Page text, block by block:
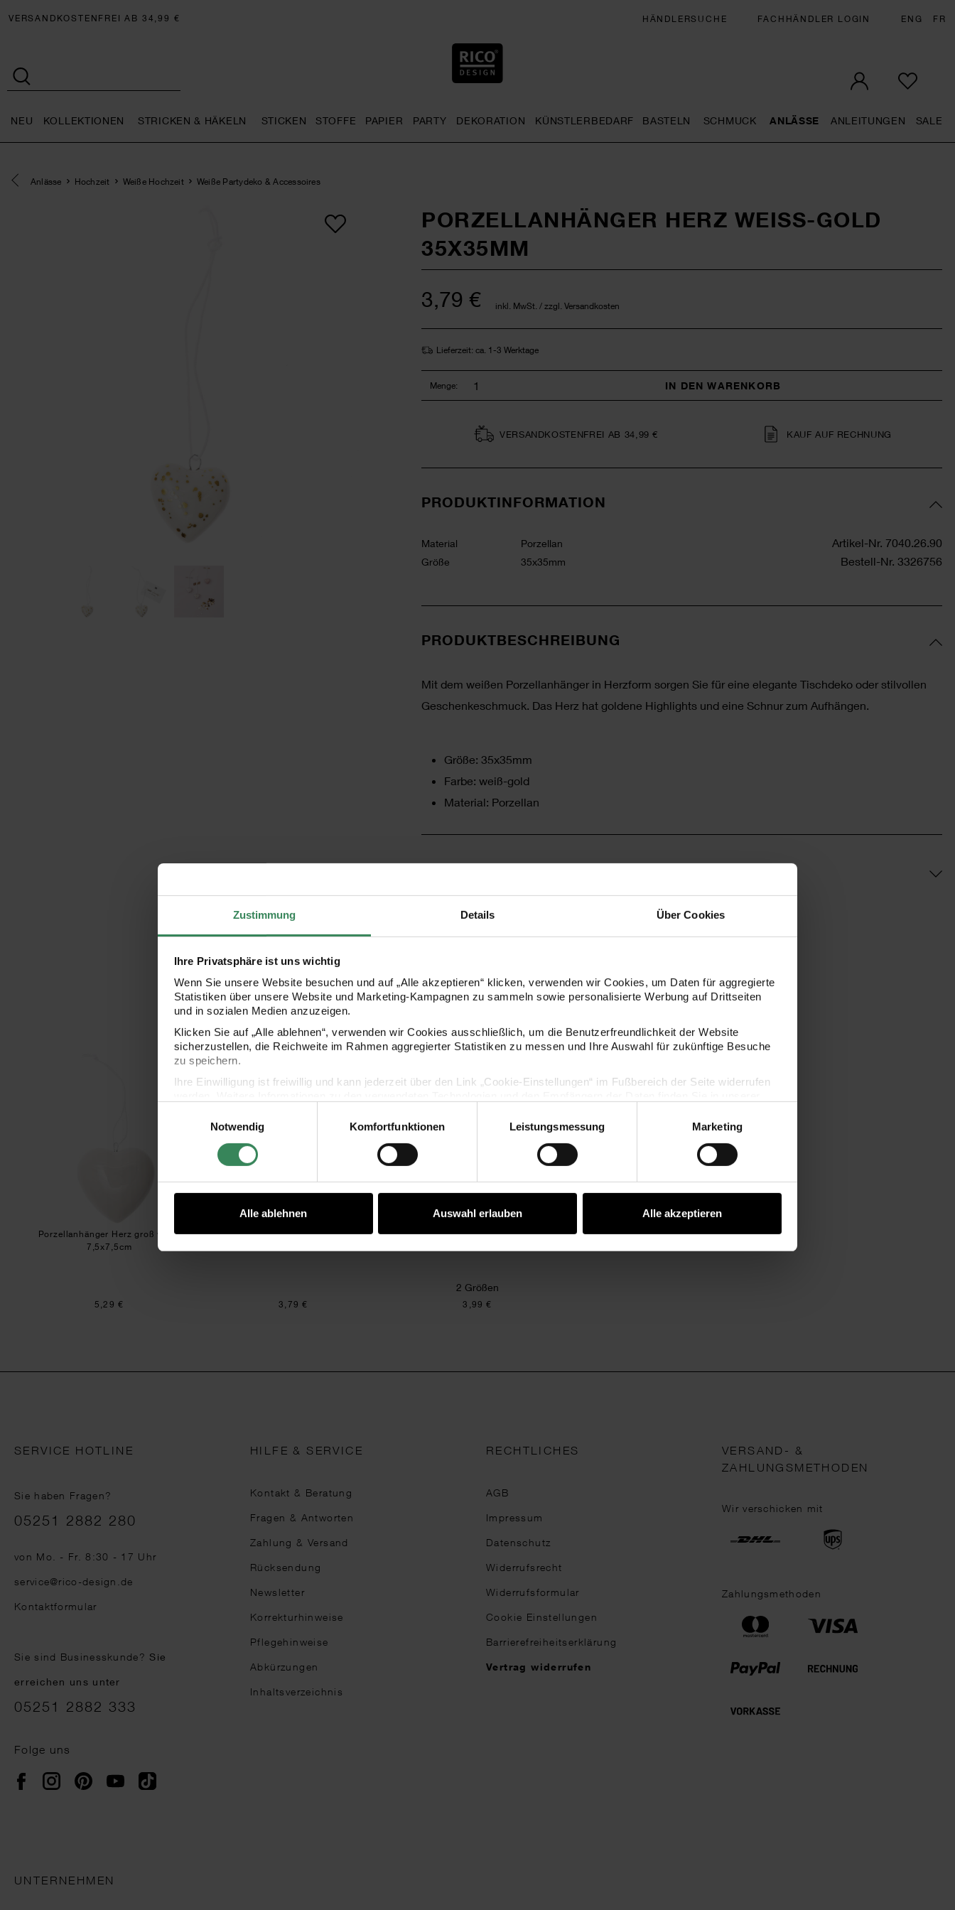
Zustimmung Details Über Cookies
Ihre Privatsphäre ist uns wichtig
Wenn Sie unsere Website besuchen und auf „Alle akzeptieren“ klicken, verwenden wir Cookies, um Daten für aggregierte
Statistiken über unsere Website und Marketing-Kampagnen zu sammeln sowie personalisierte Werbung auf Drittseiten
und in sozialen Medien anzuzeigen.
Klicken Sie auf „Alle ablehnen“, verwenden wir Cookies ausschließlich, um die Benutzerfreundlichkeit der Website
sicherzustellen, die Reichweite im Rahmen aggregierter Statistiken zu messen und Ihre Auswahl für zukünftige Besuche
zu speichern.
Ihre Einwilligung ist freiwillig und kann jederzeit über den Link „Cookie-Einstellungen“ im Fußbereich der Seite widerrufen
Impressum
Datenschutz Vertrag widerrufen
Notwendig
Komfortfunktionen Leistungsmessung Marketing
Alle ablehnen Auswahl erlauben Alle akzeptieren
VERSANDKOSTENFREI AB 34,99 € HÄNDLERSUCHE FACHHÄNDLER LOGIN ENG FR
NEU KOLLEKTIONEN STRICKEN & HÄKELN STICKEN STOFFE PAPIER PARTY DEKORATION KÜNSTLERBEDARF BASTELN SCHMUCK ANLÄSSE ANLEITUNGEN SALE
Eine Kategorie zurück navigieren
Anlässe Hochzeit Weiße Hochzeit Weiße Partydeko & Accessoires
PORZELLANHÄNGER HERZ WEISS-GOLD
35X35MM
3,79 € inkl. MwSt. / zzgl. Versandkosten
Lieferzeit: ca. 1-3 Werktage
Menge: IN DEN WARENKORB
VERSAND­KOSTEN­FREI AB 34,99 € KAUF AUF RECHNUNG
PRODUKTINFORMATION
Material
Porzellan
Größe
35x35mm
Artikel-Nr. 7040.26.90
Bestell-Nr. 3326756
PRODUKTBESCHREIBUNG
Mit dem weißen Porzellanhänger in Herzform sorgen Sie für eine elegante Tischdeko oder stilvollen
Geschenkeschmuck. Das Herz hat goldene Highlights und eine Schnur zum Aufhängen.
Größe: 35x35mm
Farbe: weiß-gold
Material: Porzellan
HERSTELLER
Porzellanhänger Herz groß weiß
Porzellanhänger Herz groß weiß
7,5x7,5cm
5,29 €
Porzellanhänger Herz rosa-gold
3,79 €
Porzellanhänger Stern Weiß
2 Größen
3,99 €
SERVICE HOTLINE
Sie haben Fragen?
Telefonnummer
05251 2882 280
von Mo. - Fr. 8:30 - 17 Uhr
service@rico-design.de
Kontaktformular
Sie sind Businesskunde?Sie
erreichen uns unter
05251 2882 333
Folge uns
FacebookInstagramPinterestYouTubeTikTok
HILFE & SERVICE
Kontakt & Beratung
Fragen & Antworten
Zahlung & Versand
Rücksendung
Newsletter
Korrekturhinweise
Pflegehinweise
Abkürzungen
Inhaltsverzeichnis
RECHTLICHES
AGB
Impressum
Datenschutz
Widerrufsrecht
Widerrufsformular
Cookie Einstellungen
Barrierefreiheitserklärung
Vertrag widerrufen
VERSAND- &
ZAHLUNGSMETHODEN
Wir verschicken mit
Zahlungsmethoden
UNTERNEHMEN